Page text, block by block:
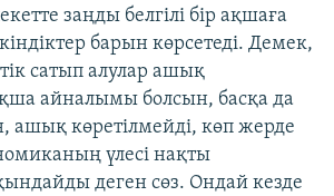
заңды белгілі бір ақшаға
барын көрсетеді. Демек,
сатып алулар ашық
айналымы болсын, басқа да
ашық көретілмейді, көп жерде
үлесі нақты
деген сөз. Ондай кезде